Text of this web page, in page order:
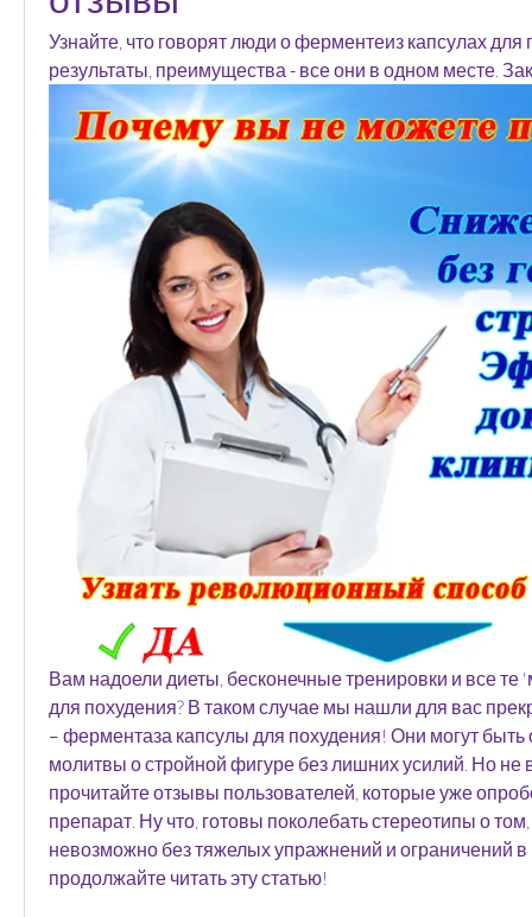
Узнайте, что говорят люди о ферментеиз капсулах
результаты, преимущества - все они в одном месте.
Вам надоели диеты, бесконечные тренировки и все те
для похудения? В таком случае мы нашли для вас
– ферментаза капсулы для похудения! Они могут
молитвы о стройной фигуре без лишних усилий. Но не
прочитайте отзывы пользователей, которые уже
препарат. Ну что, готовы поколебать стереотипы о том,
невозможно без тяжелых упражнений и ограничений в
продолжайте читать эту статью!